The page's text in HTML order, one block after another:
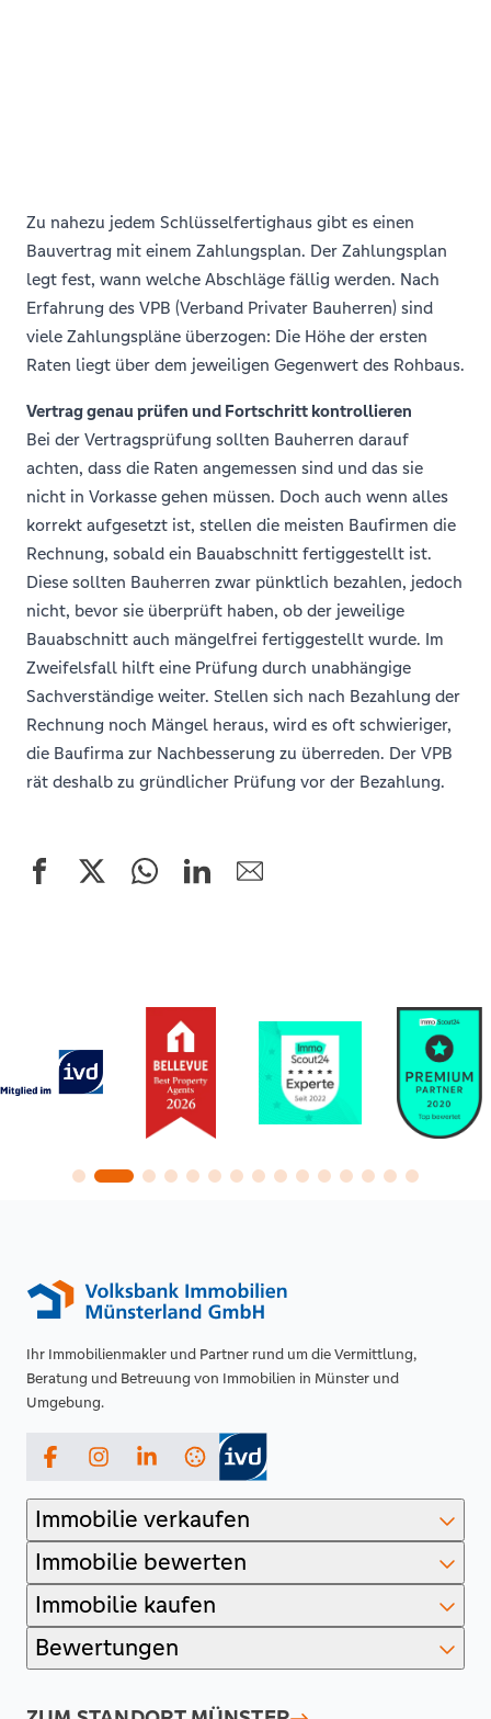
Zu nahezu jedem Schlüsselfertighaus gibt es einen
Bauvertrag mit einem Zahlungsplan. Der Zahlungsplan
legt fest, wann welche Abschläge fällig werden. Nach
Erfahrung des VPB (Verband Privater Bauherren) sind
viele Zahlungspläne überzogen: Die Höhe der ersten
Raten liegt über dem jeweiligen Gegenwert des Rohbaus.
Vertrag genau prüfen und Fortschritt kontrollieren
Bei der Vertragsprüfung sollten Bauherren darauf
achten, dass die Raten angemessen sind und das sie
nicht in Vorkasse gehen müssen. Doch auch wenn alles
korrekt aufgesetzt ist, stellen die meisten Baufirmen die
Rechnung, sobald ein Bauabschnitt fertiggestellt ist.
Diese sollten Bauherren zwar pünktlich bezahlen, jedoch
nicht, bevor sie überprüft haben, ob der jeweilige
Bauabschnitt auch mängelfrei fertiggestellt wurde. Im
Zweifelsfall hilft eine Prüfung durch unabhängige
Sachverständige weiter. Stellen sich nach Bezahlung der
Rechnung noch Mängel heraus, wird es oft schwieriger,
die Baufirma zur Nachbesserung zu überreden. Der VPB
rät deshalb zu gründlicher Prüfung vor der Bezahlung.
Ihr Immobilienmakler und Partner rund um die Vermittlung,
Beratung und Betreuung von Immobilien in Münster und
Umgebung.
FacebookInstagramLinkedIn
Immobilie verkaufen
Immobilie bewerten
Immobilie kaufen
Bewertungen